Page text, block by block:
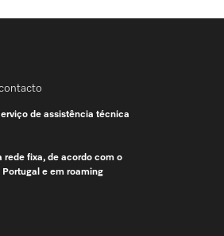
de assistência técnica
rede fixa, de acordo com o
e em roaming